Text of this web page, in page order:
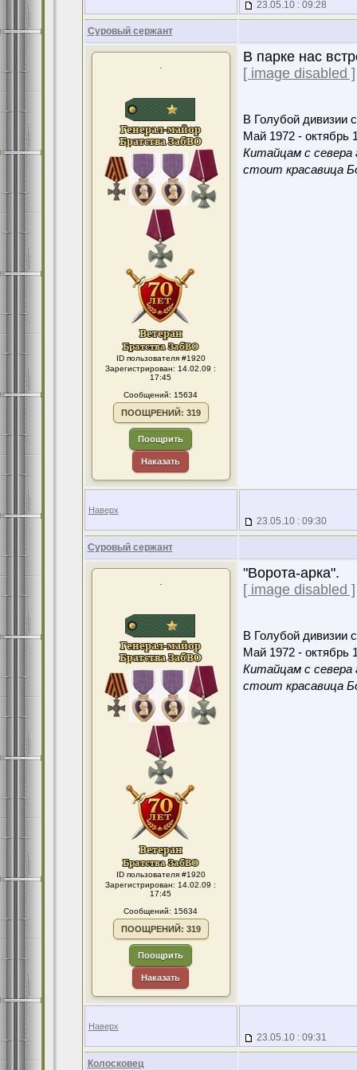
23.05.10 : 09:28
Суровый сержант
.
ID пользователя #1920
Зарегистрирован: 14.02.09 :
17:45
Сообщений: 15634
ПООЩРЕНИЙ: 319
Поощрить
Наказать
В парке нас
[ image disabled ]
В Голубой дивизии
Май 1972 - октябрь
Китайцам с севера
стоит красавица
Наверх
23.05.10 : 09:30
Суровый сержант
.
ID пользователя #1920
Зарегистрирован: 14.02.09 :
17:45
Сообщений: 15634
ПООЩРЕНИЙ: 319
Поощрить
Наказать
"Ворота-арка".
[ image disabled ]
В Голубой дивизии
Май 1972 - октябрь
Китайцам с севера
стоит красавица
Наверх
23.05.10 : 09:31
Колосковец